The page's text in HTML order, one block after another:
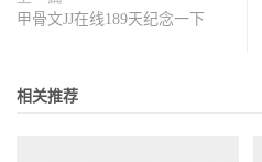
甲骨文JJ在线189天纪念一下
相关推荐